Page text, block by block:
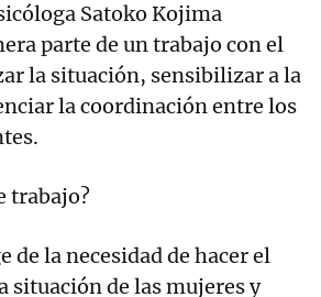
Satoko Kojima
parte de un trabajo con el
la situación, sensibilizar a la
la coordinación entre los
trabajo?
de la necesidad de hacer el
situación de las mujeres y